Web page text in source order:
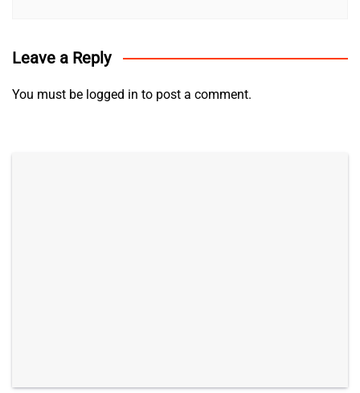
Leave a Reply
You must be logged in to post a comment.